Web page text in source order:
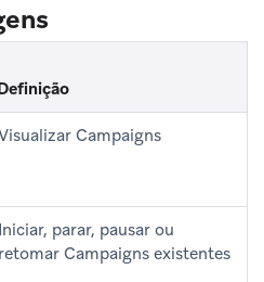
Campaigns
Iniciar, parar, pausar ou
retomar Campaigns existentes